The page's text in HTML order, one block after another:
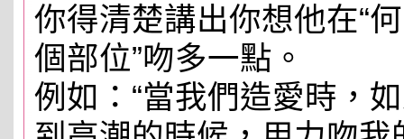
你得清楚講出你想他在“
個部位”吻多一點。
例如：“當我們造愛時，